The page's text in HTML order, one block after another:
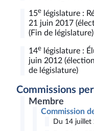
15e législature :
21 juin 2017
(Fin de législature)
14e législature :
juin 2012
de législature)
Commissions
Membre
Commission
Du 14 juillet